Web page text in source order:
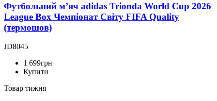
Футбольний м’яч adidas Trionda World Cup 2026
League Box Чемпіонат Світу FIFA Quality
(термошов)
JD8045
1 699грн
Купити
Товар тижня